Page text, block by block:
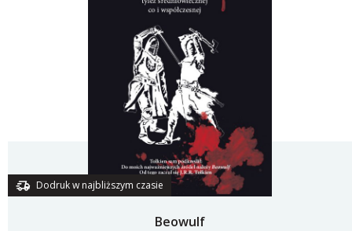
Dodruk w najbliższym czasie
Beowulf